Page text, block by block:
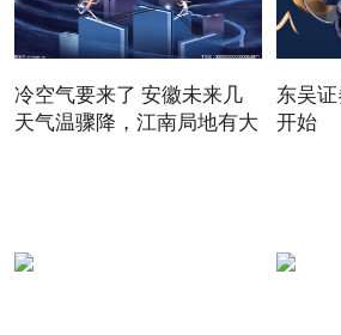
冷空气要来了 安徽未来几
天气温骤降，江南局地有大
东吴
开始